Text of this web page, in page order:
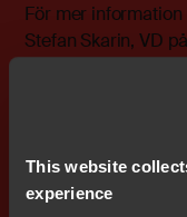
This website
experience
För mer information
Stefan Skarin, VD
wkr0001.pdf